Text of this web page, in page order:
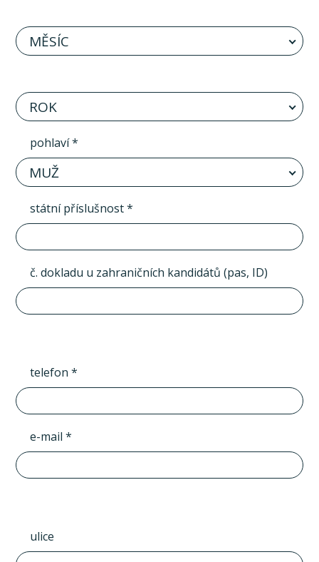
MĚSÍC
ROK
pohlaví *
MUŽ
státní příslušnost *
č. dokladu u zahraničních kandidátů (pas, ID)
telefon *
e-mail *
ulice